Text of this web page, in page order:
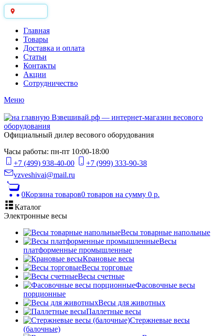
Главная
Товары
Доставка и оплата
Статьи
Контакты
Акции
Сотрудничество
Меню
Официальный дилер весового оборудования
Часы работы: пн-пт 10:00-18:00
+7 (499) 938-40-00
+7 (999) 333-90-38
vzveshivai@mail.ru
0Корзина товаров0 товаров на сумму 0 р.
Каталог
Электронные весы
Весы товарные напольные
Весы
платформенные промышленные
Крановые весы
Весы торговые
Весы счетные
Фасовочные весы
порционные
Весы для животных
Паллетные весы
Стержневые весы
(балочные)